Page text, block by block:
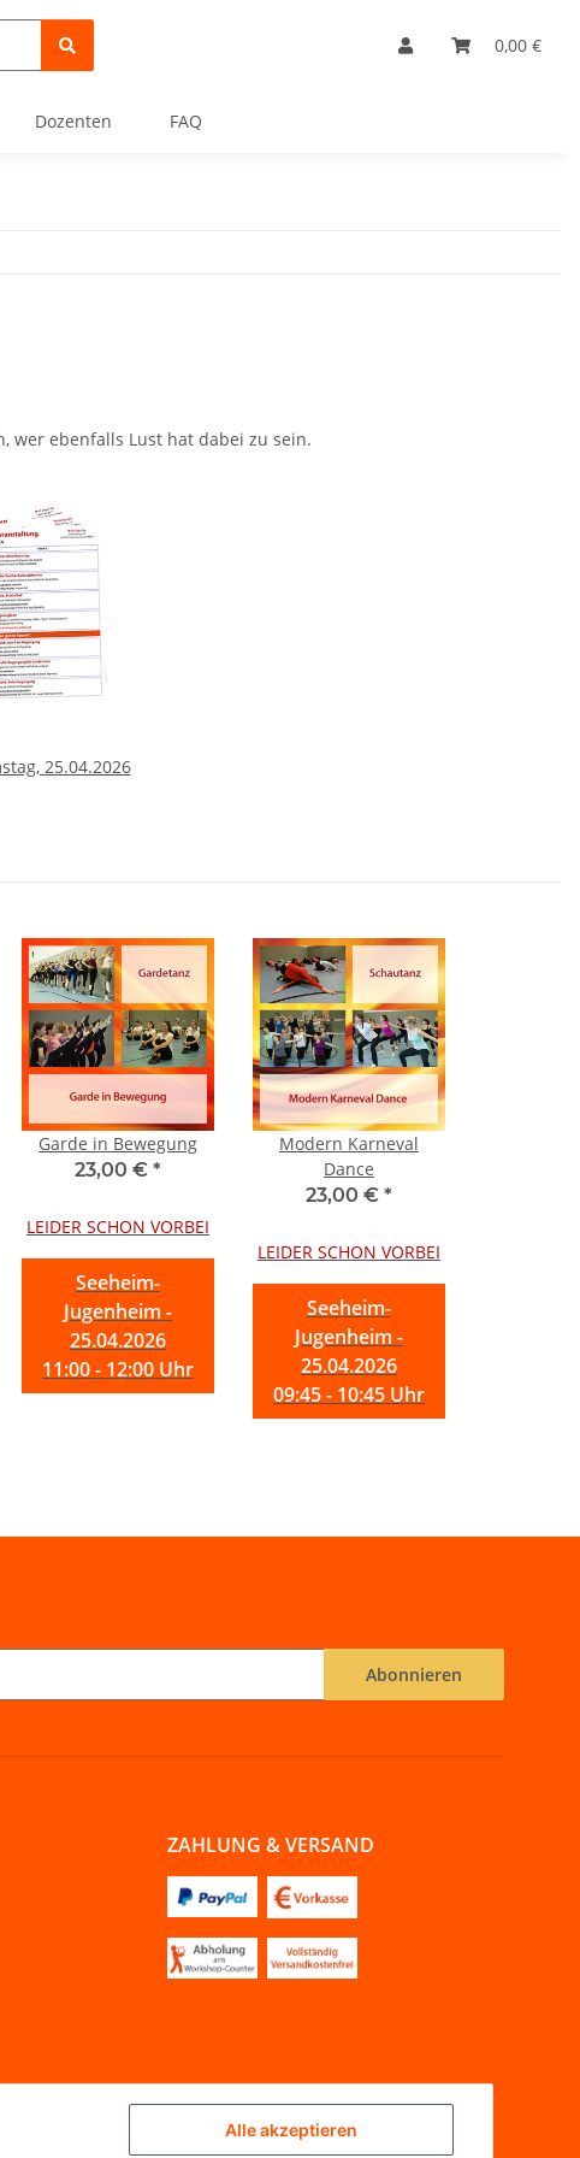
Alle akzeptieren
0,00 €
Dozenten FAQ
wer ebenfalls Lust hat dabei zu sein.
25.04.2026
Garde in Bewegung
23,00 € *
LEIDER SCHON VORBEI
Seeheim-
Jugenheim -
25.04.2026
11:00 - 12:00 Uhr
Modern Karneval
Dance
23,00 € *
LEIDER SCHON VORBEI
Seeheim-
Jugenheim -
25.04.2026
09:45 - 10:45 Uhr
Abonnieren
ZAHLUNG & VERSAND